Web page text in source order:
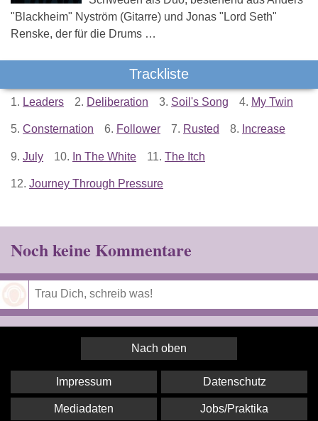
"Blackheim" Nyström (Gitarre) und Jonas "Lord Seth"
Renske, der für die Drums …
Trackliste
1. Leaders 2. Deliberation 3. Soil's Song 4. My Twin
5. Consternation 6. Follower 7. Rusted 8. Increase
9. July 10. In The White 11. The Itch
12. Journey Through Pressure
Noch keine Kommentare
Nach oben
Impressum Datenschutz
Mediadaten Jobs/Praktika